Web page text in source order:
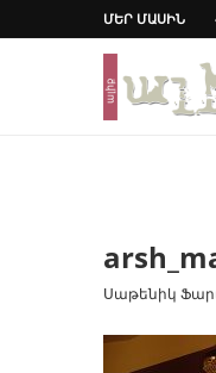
ՄԵՐ ՄԱՍԻՆ
Սաթենիկ